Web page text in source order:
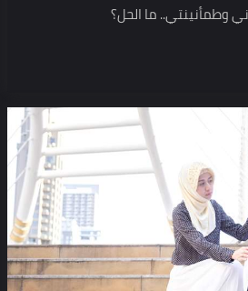
وطمأنينتي.. ما الحل؟